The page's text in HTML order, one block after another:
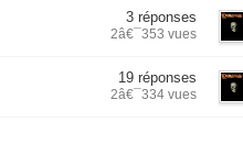
3 réponses
2â€¯353 vues
19 réponses
2â€¯334 vues